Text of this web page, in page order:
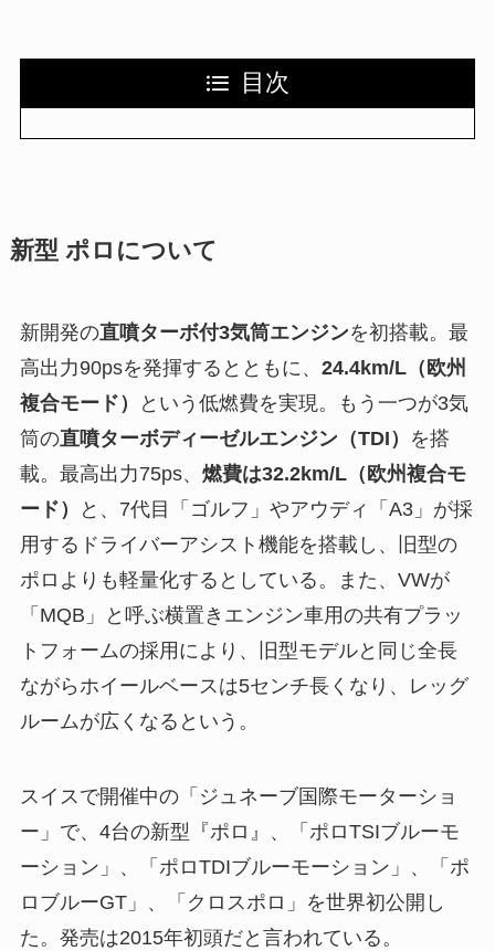
目次
新型 ポロについて
新開発の直噴ターボ付3気筒エンジンを初搭載。最
高出力90psを発揮するとともに、 24.4km/L（欧州
複合モード）
という低燃費を実現。もう一つが3気
筒の直噴ターボディーゼルエンジン（TDI）
を搭
載。最高出力75ps、 燃費は32.2km/L（欧州複合モ
ード）
と、7代目「ゴルフ」やアウディ「A3」が採
用するドライバーアシスト機能を搭載し、旧型の
ポロよりも軽量化するとしている。また、VWが
「MQB」と呼ぶ横置きエンジン車用の共有プラッ
トフォームの採用により、旧型モデルと同じ全長
ながらホイールベースは5センチ長くなり、レッグ
ルームが広くなるという。
スイスで開催中の「ジュネーブ国際モーターショ
ー」で、4台の新型『ポロ』、「ポロTSIブルーモ
ーション」、「ポロTDIブルーモーション」、「ポ
ロブルーGT」、「クロスポロ」を世界初公開し
た。発売は2015年初頭だと言われている。